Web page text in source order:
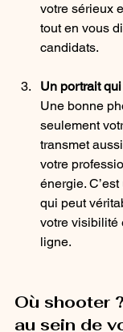
votre sérieux
tout en vous
candidats.
Un portrait
Une bonne
seulement
transmet
votre
énergie.
qui peut
votre visibilité
ligne.
Où shooter
au sein de